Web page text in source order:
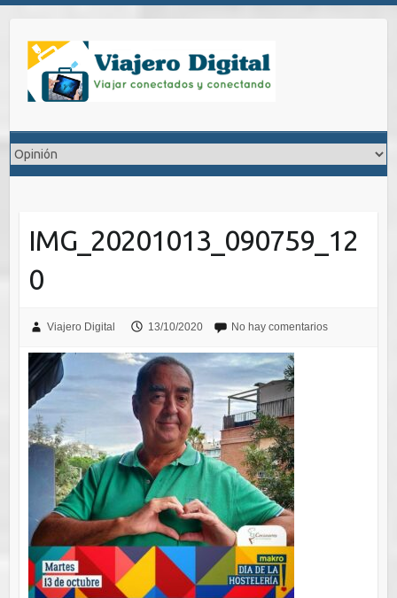
contenido
IMG_20201013_090759_12
0
Viajero Digital 13/10/2020 No hay comentarios